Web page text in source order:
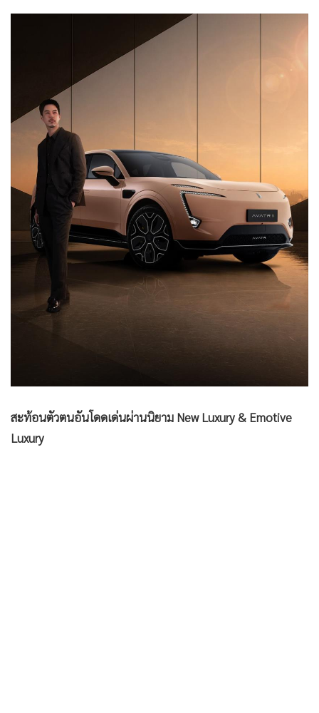
• Factcheck
Gotomanager
สะท้อนตัวตนอันโดดเด่นผ่านนิยาม New Luxury & Emotive
Luxury